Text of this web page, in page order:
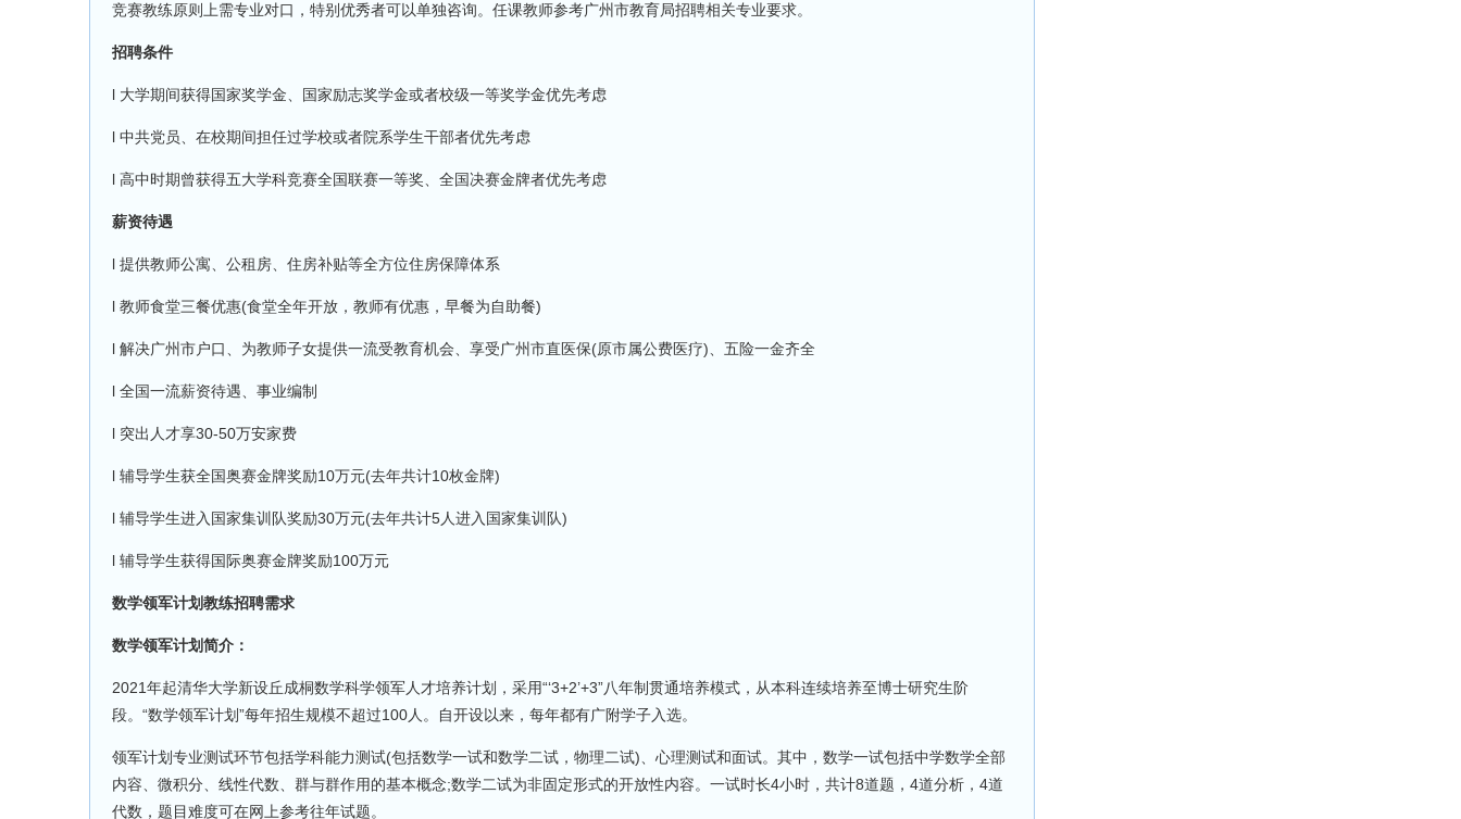
竞赛教练原则上需专业对口，特别优秀者可以单独咨询。任课教师参考广州市教育局招聘相关专业要求。
招聘条件
l 大学期间获得国家奖学金、国家励志奖学金或者校级一等奖学金优先考虑
l 中共党员、在校期间担任过学校或者院系学生干部者优先考虑
l 高中时期曾获得五大学科竞赛全国联赛一等奖、全国决赛金牌者优先考虑
薪资待遇
l 提供教师公寓、公租房、住房补贴等全方位住房保障体系
l 教师食堂三餐优惠(食堂全年开放，教师有优惠，早餐为自助餐)
l 解决广州市户口、为教师子女提供一流受教育机会、享受广州市直医保(原市属公费医疗)、五险一金齐全
l 全国一流薪资待遇、事业编制
l 突出人才享30-50万安家费
l 辅导学生获全国奥赛金牌奖励10万元(去年共计10枚金牌)
l 辅导学生进入国家集训队奖励30万元(去年共计5人进入国家集训队)
l 辅导学生获得国际奥赛金牌奖励100万元
数学领军计划教练招聘需求
数学领军计划简介：
2021年起清华大学新设丘成桐数学科学领军人才培养计划，采用“‘3+2’+3”八年制贯通培养模式，从本科连续培养至博士研究生阶
段。“数学领军计划”每年招生规模不超过100人。自开设以来，每年都有广附学子入选。
领军计划专业测试环节包括学科能力测试(包括数学一试和数学二试，物理二试)、心理测试和面试。其中，数学一试包括中学数学全部
内容、微积分、线性代数、群与群作用的基本概念;数学二试为非固定形式的开放性内容。一试时长4小时，共计8道题，4道分析，4道
代数，题目难度可在网上参考往年试题。